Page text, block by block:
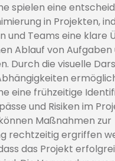
spielen eine
in Projekten,
und Teams eine klare
Ablauf von Aufgaben
Durch die visuelle
eine frühzeitige
und Risiken im
Maßnahmen zur
rechtzeitig ergriffen
das Projekt